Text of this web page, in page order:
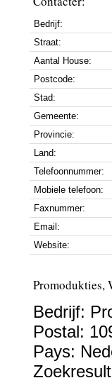
Bedrijf:
Straat:
Aantal House:
Postcode:
Stad:
Gemeente:
Provincie:
Land:
Telefoonnummer:
Mobiele telefoon:
Faxnummer:
Email:
Website:
Promodukties,
Bedrijf:
Postal:
Pays: